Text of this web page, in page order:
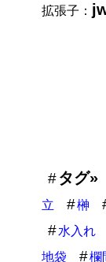
拡張子：
タグ»
立
榊
水入れ
地袋
欄